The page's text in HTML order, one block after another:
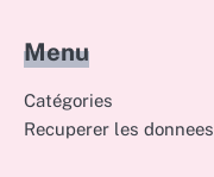
Menu
Catégories
Recuperer les donnees